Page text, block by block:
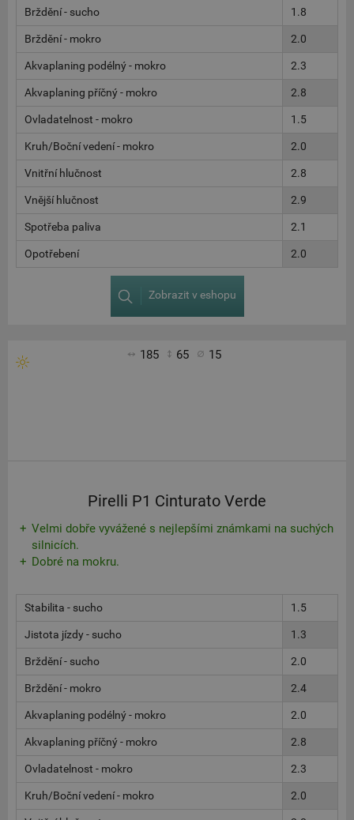
Brždění - sucho 1.8
Brždění - mokro 2.0
Akvaplaning podélný - mokro 2.3
Akvaplaning příčný - mokro 2.8
Ovladatelnost - mokro 1.5
Kruh/Boční vedení - mokro 2.0
Vnitřní hlučnost 2.8
Vnější hlučnost 2.9
Spotřeba paliva 2.1
Opotřebení 2.0
Zobrazit v eshopu
185 65 15
Pirelli P1 Cinturato Verde
Velmi dobře vyvážené s nejlepšími známkami na suchých
silnicích.
Dobré na mokru.
Stabilita - sucho 1.5
Jistota jízdy - sucho 1.3
Brždění - sucho 2.0
Brždění - mokro 2.4
Akvaplaning podélný - mokro 2.0
Akvaplaning příčný - mokro 2.8
Ovladatelnost - mokro 2.3
Kruh/Boční vedení - mokro 2.0